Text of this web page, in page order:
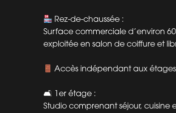
Rez-de-chaussée :
Surface commerciale d’environ
exploitée en salon de coiffure et
Accès indépendant aux
🛋 1er étage :
Studio comprenant séjour, cuisine